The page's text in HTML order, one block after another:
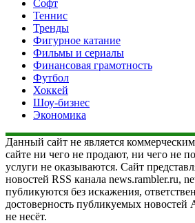
Софт
Теннис
Тренды
Фигурное катание
Фильмы и сериалы
Финансовая грамотность
Футбол
Хоккей
Шоу-бизнес
Экономика
Данный сайт не является
сайте ни чего не продают, ни чего не
услуги не оказываются. Сайт
новостей RSS канала news.rambler.ru,
публикуются без искажения,
достоверность публикуемых новостей
не несёт.